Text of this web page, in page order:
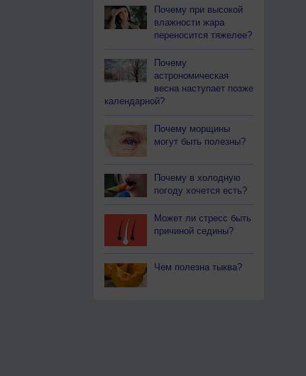
Почему при высокой
влажности жара
переносится тяжелее?
Почему
астрономическая
весна наступает позже
календарной?
Почему морщины
могут быть полезны?
Почему в холодную
погоду хочется есть?
Может ли стресс быть
причиной седины?
Чем полезна тыква?